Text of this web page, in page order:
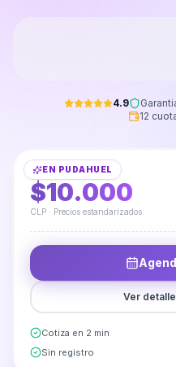
4.9
12
EN PUDAHUEL
DESDE
$10.000
CLP · Precios estandarizados
Ver
Cotiza en 2 min
Sin registro